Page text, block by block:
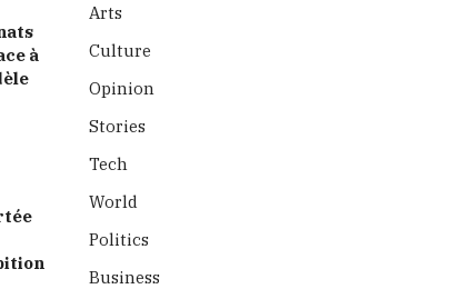
à
Arts
Culture
Opinion
Stories
Tech
World
Politics
Business